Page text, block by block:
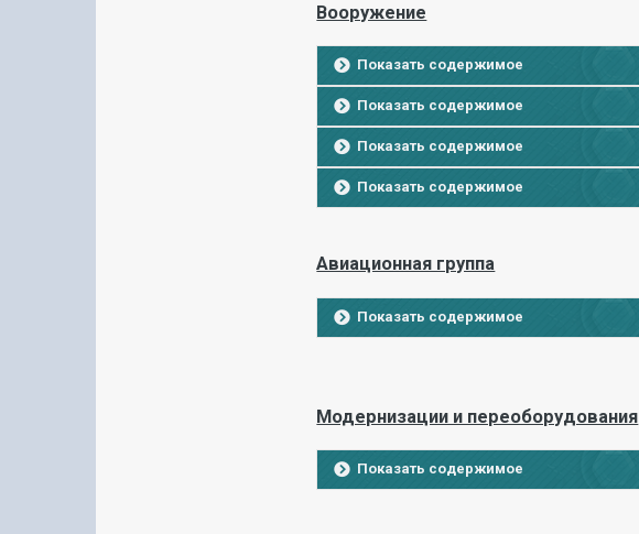
Вооружение
Показать содержимое
Показать содержимое
Показать содержимое
Показать содержимое
Авиационная группа
Показать содержимое
Модернизации и переоборудования
Показать содержимое